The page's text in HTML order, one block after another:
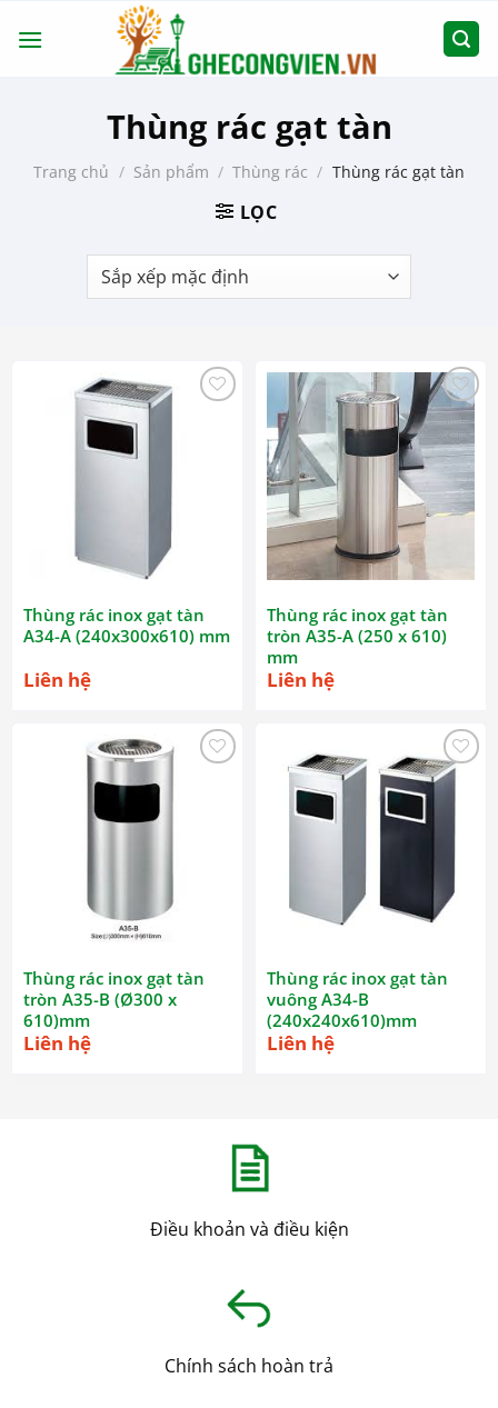
đến
Thùng rác gạt tàn
Trang chủ / Sản phẩm / Thùng rác / Thùng rác gạt tàn
LỌC
Thùng rác inox gạt tàn
A34-A (240x300x610) mm
Liên hệ
Thùng rác inox gạt tàn
tròn A35-A (250 x 610)
mm
Liên hệ
Thùng rác inox gạt tàn
tròn A35-B (Ø300 x
610)mm
Liên hệ
Thùng rác inox gạt tàn
vuông A34-B
(240x240x610)mm
Liên hệ
Điều khoản và điều kiện
Chính sách hoàn trả